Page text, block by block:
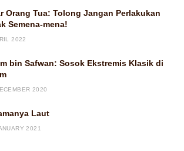
Orang Tua: Tolong Jangan Perlakukan
Semena-mena!
2022
bin Safwan: Sosok Ekstremis Klasik di
2020
Laut
2021